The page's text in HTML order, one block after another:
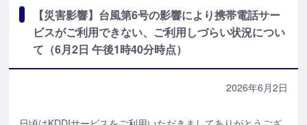
【災害影響】台風第6号の影響により携帯電話サー
ビスがご利用できない、ご利用しづらい状況につい
て（6月2日 午後1時40分時点）
2026年6月2日